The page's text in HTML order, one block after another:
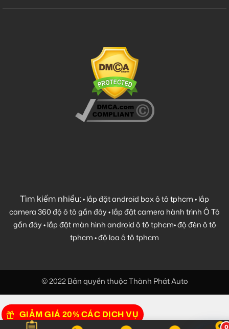
Tìm kiếm nhiều:•lắp đặt android box ô tô tphcm•lắp
camera 360 độ ô tô gần đây•lắp đặt camera hành trình Ô Tô
gần đây•lắp đặt màn hình android ô tô tphcm•độ đèn ô tô
tphcm•độ loa ô tô tphcm
GIẢM GIÁ 20% CÁC DỊCH VỤ
© 2022 Bản quyền thuộc Thành Phát Auto